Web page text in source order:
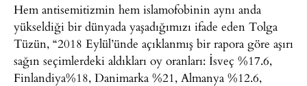
Hem antisemitizmin hem islamofobinin aynı anda
yükseldiği bir dünyada yaşadığımızı ifade eden Tolga
Tüzün, “2018 Eylül’ünde açıklanmış bir rapora göre aşırı
sağın seçimlerdeki aldıkları oy oranları: İsveç %17.6,
Finlandiya%18, Danimarka %21, Almanya %12.6,